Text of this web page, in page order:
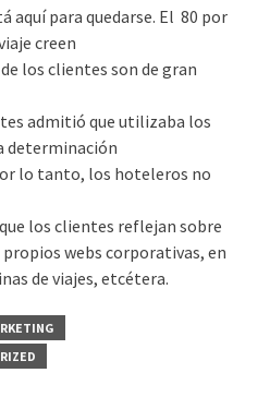
aquí para quedarse. El 80 por
creen
los clientes son de gran
admitió que utilizaba los
determinación
lo tanto, los hoteleros no
los clientes reflejan sobre
webs corporativas, en
de viajes, etcétera.